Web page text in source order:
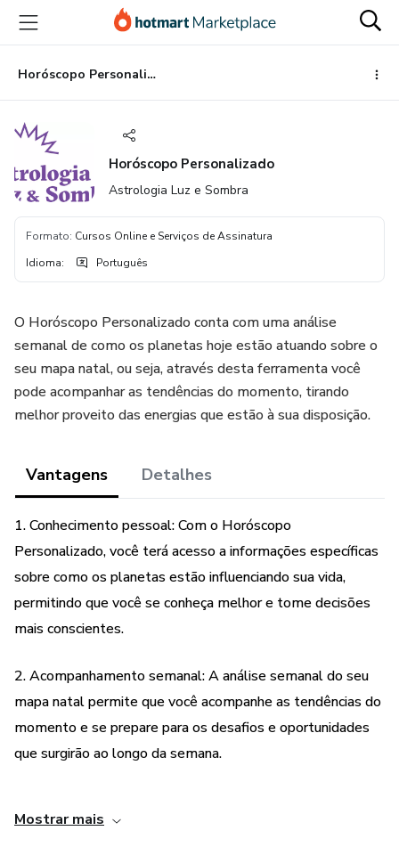
para
conteúdo
principal
para
pagamento
para
rodapé
Horóscopo Personalizado
Horóscopo Personalizado
Astrologia Luz e Sombra
Formato: Cursos Online e Serviços de Assinatura
Idioma: Português
O Horóscopo Personalizado conta com uma análise
semanal de como os planetas hoje estão atuando sobre o
seu mapa natal, ou seja, através desta ferramenta você
pode acompanhar as tendências do momento, tirando
melhor proveito das energias que estão à sua disposição.
Vantagens Detalhes
1. Conhecimento pessoal: Com o Horóscopo
Personalizado, você terá acesso a informações específicas
sobre como os planetas estão influenciando sua vida,
permitindo que você se conheça melhor e tome decisões
mais conscientes.
2. Acompanhamento semanal: A análise semanal do seu
mapa natal permite que você acompanhe as tendências do
momento e se prepare para os desafios e oportunidades
que surgirão ao longo da semana.
você pode tirar melhor proveito das energias que estão à
Mostrar mais